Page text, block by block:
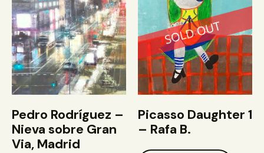
Pedro Rodríguez –
Nieva sobre Gran
Via, Madrid
Picasso Daughter 1
– Rafa B.